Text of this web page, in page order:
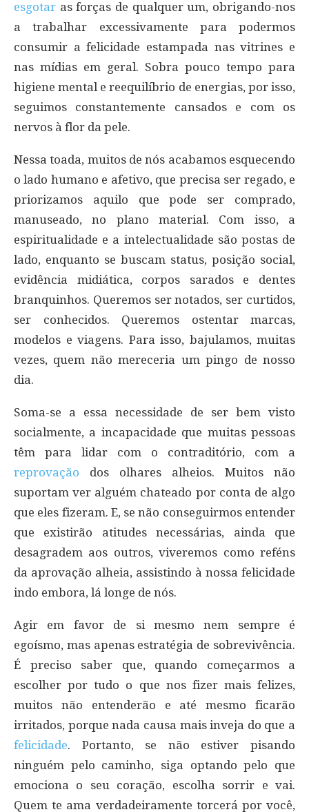
esgotar as forças de qualquer um, obrigando-nos
a trabalhar excessivamente para podermos
consumir a felicidade estampada nas vitrines e
nas mídias em geral. Sobra pouco tempo para
higiene mental e reequilíbrio de energias, por isso,
seguimos constantemente cansados e com os
nervos à flor da pele.
Nessa toada, muitos de nós acabamos esquecendo
o lado humano e afetivo, que precisa ser regado, e
priorizamos aquilo que pode ser comprado,
manuseado, no plano material. Com isso, a
espiritualidade e a intelectualidade são postas de
lado, enquanto se buscam status, posição social,
evidência midiática, corpos sarados e dentes
branquinhos. Queremos ser notados, ser curtidos,
ser conhecidos. Queremos ostentar marcas,
modelos e viagens. Para isso, bajulamos, muitas
vezes, quem não mereceria um pingo de nosso
dia.
Soma-se a essa necessidade de ser bem visto
socialmente, a incapacidade que muitas pessoas
têm para lidar com o contraditório, com a
reprovação dos olhares alheios. Muitos não
suportam ver alguém chateado por conta de algo
que eles fizeram. E, se não conseguirmos entender
que existirão atitudes necessárias, ainda que
desagradem aos outros, viveremos como reféns
da aprovação alheia, assistindo à nossa felicidade
indo embora, lá longe de nós.
Agir em favor de si mesmo nem sempre é
egoísmo, mas apenas estratégia de sobrevivência.
É preciso saber que, quando começarmos a
escolher por tudo o que nos fizer mais felizes,
muitos não entenderão e até mesmo ficarão
irritados, porque nada causa mais inveja do que a
felicidade. Portanto, se não estiver pisando
ninguém pelo caminho, siga optando pelo que
emociona o seu coração, escolha sorrir e vai.
Quem te ama verdadeiramente torcerá por você,